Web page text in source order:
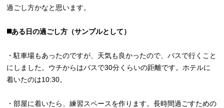
過ごし方かなと思います。
◼️ある日の過ごし方（サンプルとして）
・駐車場もあったのですが、天気も良かったので、バスで行くこと
にしました。ウチからはバスで30分くらいの距離です。ホテルに
着いたのは10:30。
・部屋に着いたら、練習スペースを作ります。長時間過ごすための